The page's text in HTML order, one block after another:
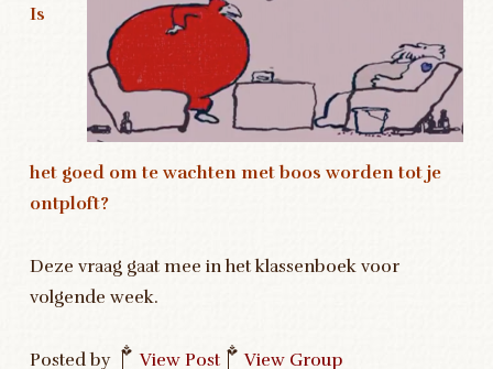
Is
het goed om te wachten met boos worden tot je
ontploft?
Deze vraag gaat mee in het klassenboek voor
volgende week.
Posted by | View Post | View Group